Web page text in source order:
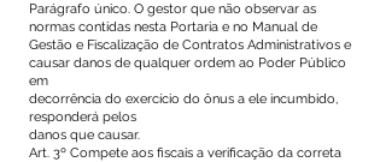
Parágrafo único. O gestor que não observar as
normas contidas nesta Portaria e no Manual de
Gestão e Fiscalização de Contratos Administrativos e
causar danos de qualquer ordem ao Poder Público
em
decorrência do exercício do ônus a ele incumbido,
responderá pelos
danos que causar.
Art. 3º Compete aos fiscais a verificação da correta